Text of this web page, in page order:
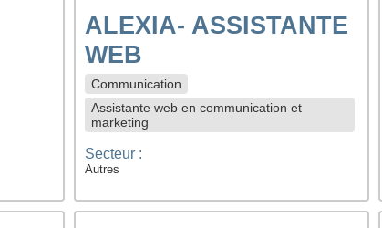
ALEXIA- ASSISTANTE
WEB
Communication
Assistante web en communication et
marketing
Secteur :
Autres